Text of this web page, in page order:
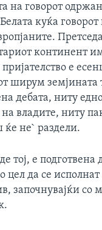
на говорот
куќа говорот
континент
е
ширум земјината
дебата, ниту
владите, ниту
ќе не` раздели.
тој, е подготвена
цел да се
започнувајќи со